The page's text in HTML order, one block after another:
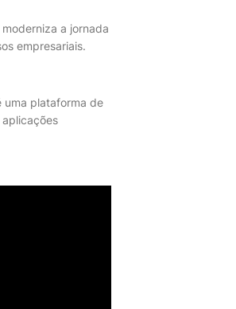
a jornada
empresariais.
uma plataforma de